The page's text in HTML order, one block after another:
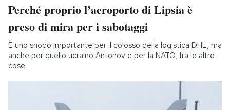
Perché proprio l’aeroporto di Lipsia è
preso di mira per i sabotaggi
È uno snodo importante per il colosso della logistica DHL, ma
anche per quello ucraino Antonov e per la NATO, fra le altre
cose